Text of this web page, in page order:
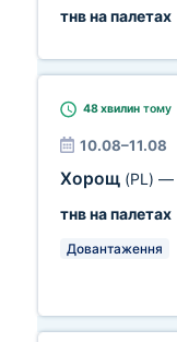
тнв на палетах
48 хвилин тому
10.08–11.08
Хорощ (PL) —
тнв на палетах
Довантаження